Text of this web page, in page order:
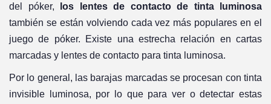
del póker,
los lentes de contacto de tinta luminosa
también se están volviendo cada vez más populares en el
juego de póker. Existe una estrecha relación en cartas
marcadas y lentes de contacto para tinta luminosa.
Por lo general, las barajas marcadas se procesan con tinta
invisible luminosa, por lo que para ver o detectar estas